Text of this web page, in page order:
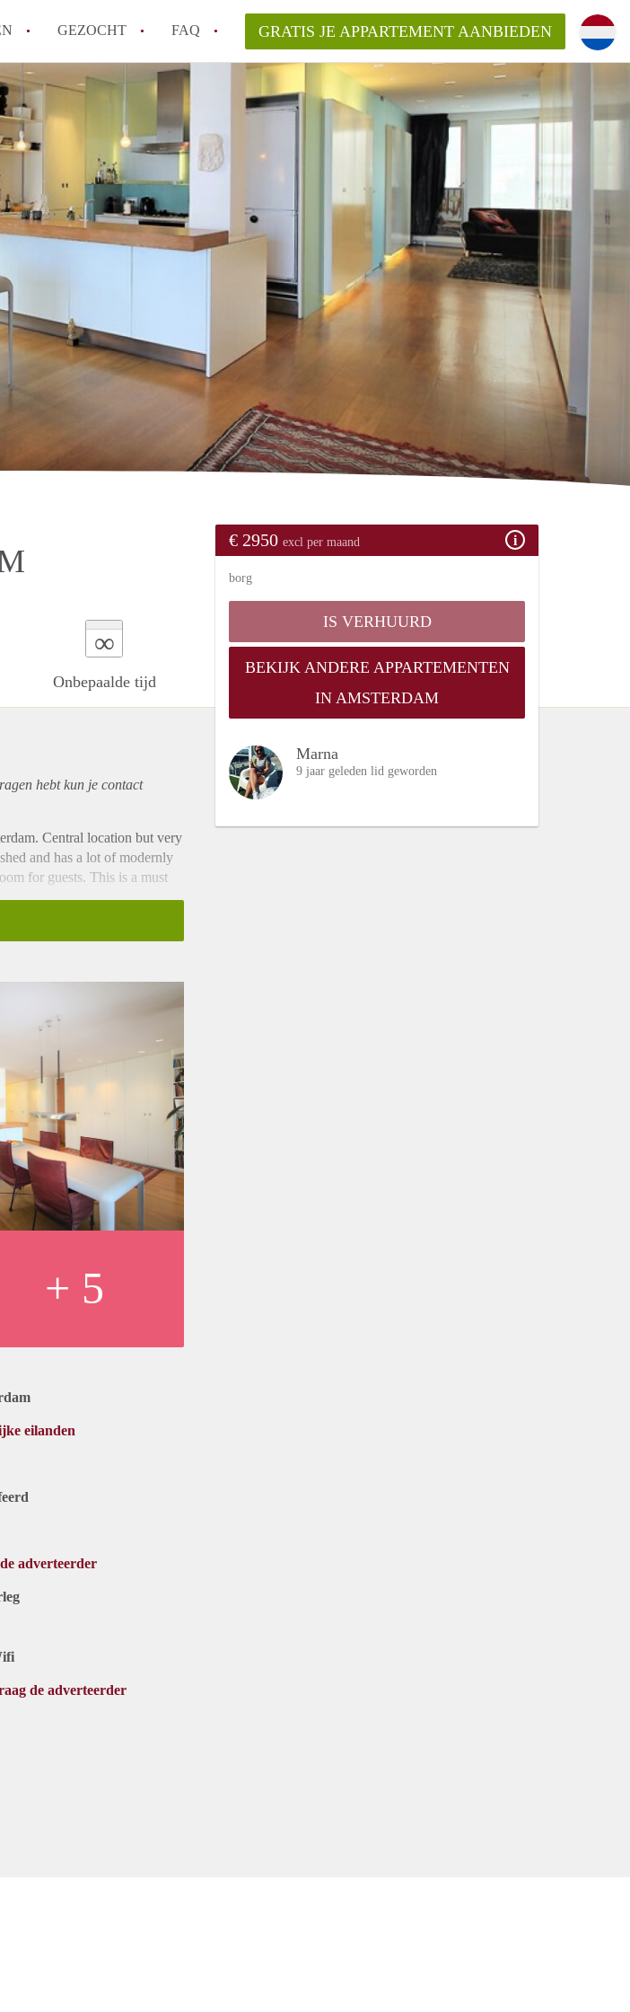
GEZOCHT FAQ
Wat is de Wet Betaalbare Huur en wat betekent die voor mij als huurder in
Amsterdam?
Wat zijn de voordelen van het huren van een appartement in Amsterdam?
Hoe vind je een goedkoop appartement in Amsterdam?
Wat zijn de verplichtingen van een verhuurder van een huur appartement?
Kan je beter een appartement huren of kopen in Amsterdam?
GRATIS JE APPARTEMENT AANBIEDEN
∞
Onbepaalde tijd
€ 2950 excl per maand
borg
IS VERHUURD
BEKIJK ANDERE APPARTEMENTEN
IN AMSTERDAM
Marna
9 jaar geleden lid geworden
hebt kun je contact
Central location but very
and has a lot of modernly
for guests. This is a must
+ 5
eilanden
adverteerder
de adverteerder